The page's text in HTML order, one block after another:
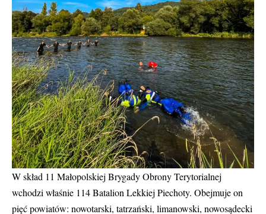
W skład 11 Małopolskiej Brygady Obrony Terytorialnej
wchodzi właśnie 114 Batalion Lekkiej Piechoty. Obejmuje on
pięć powiatów: nowotarski, tatrzański, limanowski, nowosądecki